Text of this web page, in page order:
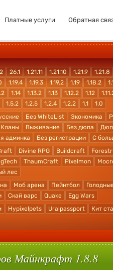
Платные услуги Обратная
26.1 1.21.11 1.21.10 1.21.9 1.21.8
1.19.4 1.19.3 1.19.2 1.19 1.18.2
1.14 1.13.2 1.13 1.12.2 1.12
1.5.2 1.2.5 1.2.4 1.2.2 1.1
1.0
Без WhiteList Экономика
Кланы Выживание Без дюпа Дюп
админка
Без регистрации
С
Divine RPG Buildcraft
ThaumCraft Pixelmon
лес
Моб арена Пейнтбол
Скай варс Quake
Egg Wars
Hypixelpets Uralpassport Кит
Майнкрафт 1.8.8